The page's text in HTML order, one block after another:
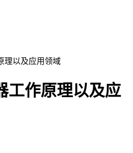
理以及应用领域
工作原理以及应